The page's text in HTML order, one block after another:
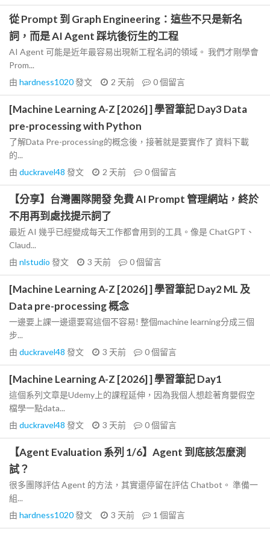
從 Prompt 到 Graph Engineering：這些不只是新名
詞，而是 AI Agent 踩坑後衍生的工程
AI Agent 可能是近年最容易出現新工程名詞的領域。 我們才剛學會
Prom...
由 hardness1020發文 2 天前 0個留言
[Machine Learning A-Z [2026] ] 學習筆記 Day3 Data
pre-processing with Python
了解Data Pre-processing的概念後，接著就是要實作了 資料下載
的...
由 duckravel48 發文 2 天前 0個留言
【分享】台灣團隊開發 免費 AI Prompt 管理網站，終於
不用再到處找提示詞了
最近 AI 幾乎已經變成每天工作都會用到的工具。像是 ChatGPT、
Claud...
由 nlstudio 發文 3 天前 0個留言
[Machine Learning A-Z [2026] ] 學習筆記 Day2 ML 及
Data pre-processing 概念
一邊要上課一邊還要寫這個不容易! 整個machine learning分成三個
步...
由 duckravel48 發文 3 天前 0個留言
[Machine Learning A-Z [2026] ] 學習筆記 Day1
這個系列文章是Udemy上的課程延伸，因為我個人想趁著育嬰假空
檔學一點data...
由 duckravel48 發文 3 天前 0個留言
【Agent Evaluation 系列 1/6】Agent 到底該怎麼測
試？
很多團隊評估 Agent 的方法，其實還停留在評估 Chatbot。 準備一
組...
由 hardness1020發文 3 天前 1 個留言